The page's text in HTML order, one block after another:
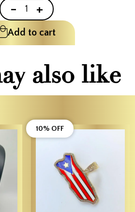
- +
Add to cart
also like
10% OFF